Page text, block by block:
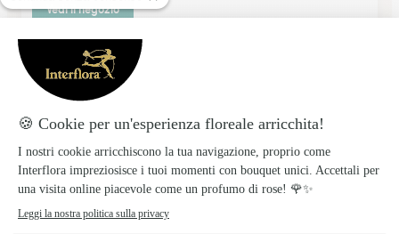
Vedi il negozio
Ikebana R. Cascetta